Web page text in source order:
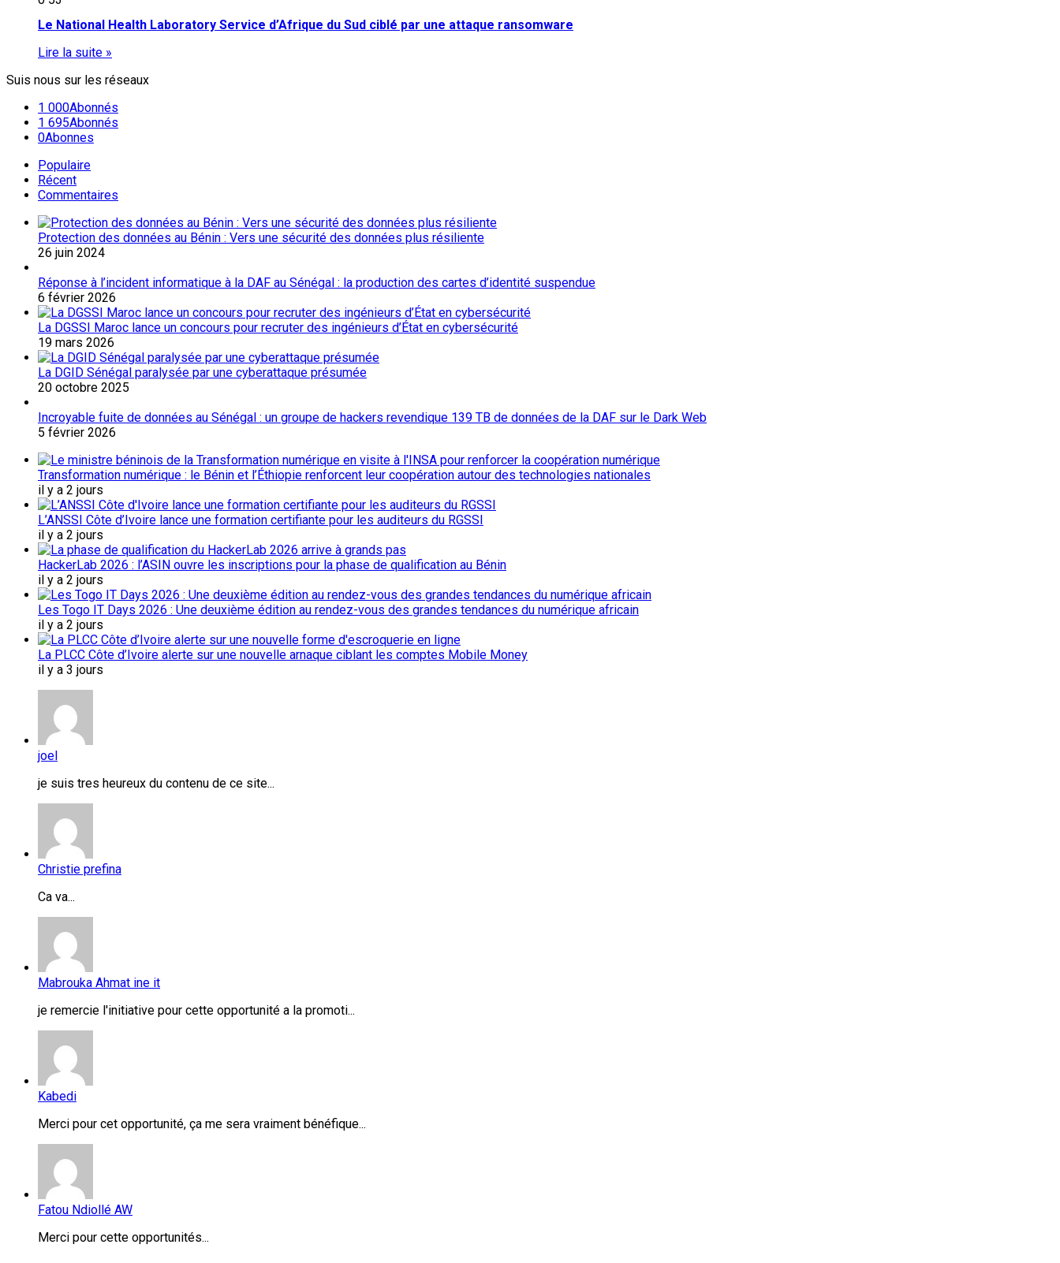
Le National Health Laboratory Service d’Afrique du Sud ciblé par une attaque ransomware
Lire la suite »
Suis nous sur les réseaux
1 000Abonnés
1 695Abonnés
0Abonnes
Populaire
Récent
Commentaires
Protection des données au Bénin : Vers une sécurité des données plus résiliente
26 juin 2024
Réponse à l’incident informatique à la DAF au Sénégal : la production des cartes d’identité suspendue
6 février 2026
La DGSSI Maroc lance un concours pour recruter des ingénieurs d’État en cybersécurité
19 mars 2026
La DGID Sénégal paralysée par une cyberattaque présumée
20 octobre 2025
Incroyable fuite de données au Sénégal : un groupe de hackers revendique 139 TB de données de la DAF sur le Dark Web
5 février 2026
Transformation numérique : le Bénin et l’Éthiopie renforcent leur coopération autour des technologies nationales
il y a 2 jours
L’ANSSI Côte d’Ivoire lance une formation certifiante pour les auditeurs du RGSSI
il y a 2 jours
HackerLab 2026 : l’ASIN ouvre les inscriptions pour la phase de qualification au Bénin
il y a 2 jours
Les Togo IT Days 2026 : Une deuxième édition au rendez-vous des grandes tendances du numérique africain
il y a 2 jours
La PLCC Côte d’Ivoire alerte sur une nouvelle arnaque ciblant les comptes Mobile Money
il y a 3 jours
joel
je suis tres heureux du contenu de ce site...
Christie prefina
Ca va...
Mabrouka Ahmat ine it
je remercie l'initiative pour cette opportunité a la promoti...
Kabedi
Merci pour cet opportunité, ça me sera vraiment bénéfique...
Fatou Ndiollé AW
Merci pour cette opportunités...